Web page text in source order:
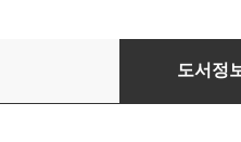
Das
도서정